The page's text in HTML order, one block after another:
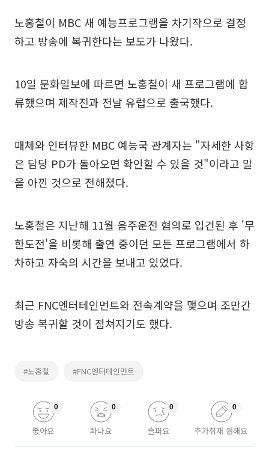
노홍철이 MBC 새 예능프로그램을 차기작으로 결정
하고 방송에 복귀한다는 보도가 나왔다.
10일 문화일보에 따르면 노홍철이 새 프로그램에 합
류했으며 제작진과 전날 유럽으로 출국했다.
매체와 인터뷰한 MBC 예능국 관계자는 "자세한 사항
은 담당 PD가 돌아오면 확인할 수 있을 것"이라고 말
을 아낀 것으로 전해졌다.
노홍철은 지난해 11월 음주운전 혐의로 입건된 후 '무
한도전'을 비롯해 출연 중이던 모든 프로그램에서 하
차하고 자숙의 시간을 보내고 있었다.
최근 FNC엔터테인먼트와 전속계약을 맺으며 조만간
방송 복귀할 것이 점쳐지기도 했다.
#노홍철 #FNC엔터테인먼트
좋아요
0
화나요
0
슬퍼요
0
추가취재 원해요
0